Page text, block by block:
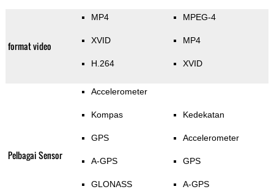
format video
MP4
XVID
H.264
MPEG-4
MP4
XVID
Pelbagai Sensor
Accelerometer
Kompas
GPS
A-GPS
GLONASS
Kedekatan
Accelerometer
GPS
A-GPS